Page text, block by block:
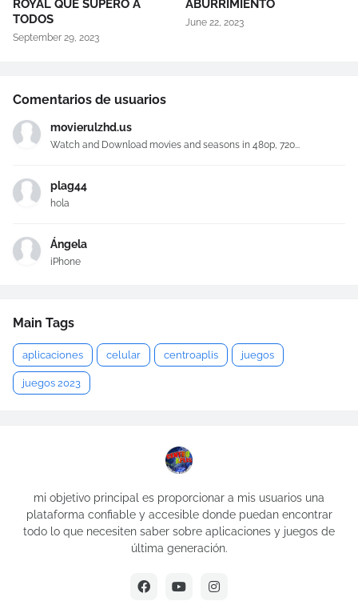
ROYAL QUE SUPERO A
TODOS
September 29, 2023
ABURRIMIENTO
June 22, 2023
Comentarios de usuarios
movierulzhd.us
Watch and Download movies and seasons in 480p, 720...
plag44
hola
Ángela
iPhone
Main Tags
aplicaciones celular centroaplis juegos
juegos 2023
mi objetivo principal es proporcionar a mis usuarios una
plataforma confiable y accesible donde puedan encontrar
todo lo que necesiten saber sobre aplicaciones y juegos de
última generación.